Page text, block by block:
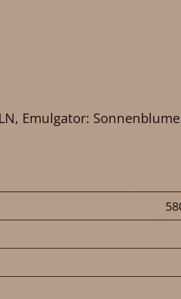
Emulgator: